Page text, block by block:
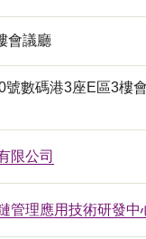
會議廳
號數碼港3座E區3樓
限公司
管理應用技術研發中